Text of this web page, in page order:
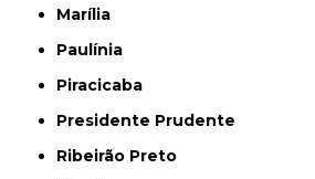
Marília
Paulínia
Piracicaba
Presidente Prudente
Ribeirão Preto